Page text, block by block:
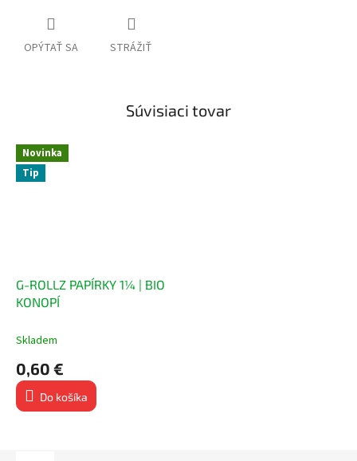
OPÝTAŤ SA STRÁŽIŤ
Súvisiaci tovar
Novinka
Tip
G-ROLLZ PAPÍRKY 1¼ | BIO
KONOPÍ
Skladem
0,60 €
Do košíka